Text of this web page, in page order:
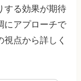
する効果が期待
にアプローチで
点から詳しく